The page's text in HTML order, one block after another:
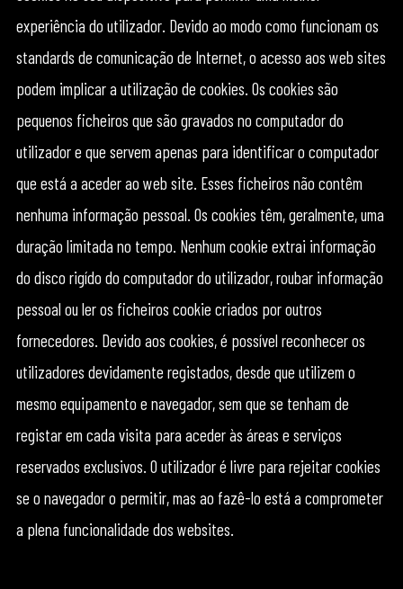
experiência do utilizador. Devido ao modo como funcionam os
standards de comunicação de Internet, o acesso aos web sites
podem implicar a utilização de cookies. Os cookies são
pequenos ficheiros que são gravados no computador do
utilizador e que servem apenas para identificar o computador
que está a aceder ao web site. Esses ficheiros não contêm
nenhuma informação pessoal. Os cookies têm, geralmente, uma
duração limitada no tempo. Nenhum cookie extrai informação
do disco rigído do computador do utilizador, roubar informação
pessoal ou ler os ficheiros cookie criados por outros
fornecedores. Devido aos cookies, é possível reconhecer os
utilizadores devidamente registados, desde que utilizem o
mesmo equipamento e navegador, sem que se tenham de
registar em cada visita para aceder às áreas e serviços
reservados exclusivos. O utilizador é livre para rejeitar cookies
se o navegador o permitir, mas ao fazê-lo está a comprometer
a plena funcionalidade dos websites.